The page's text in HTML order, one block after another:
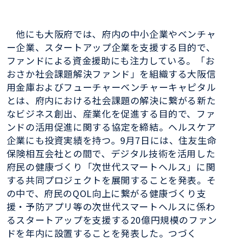
他にも大阪府では、府内の中小企業やベンチャ
ー企業、スタートアップ企業を支援する目的で、
ファンドによる資金援助にも注力している。「お
おさか社会課題解決ファンド」を組織する大阪信
用金庫およびフューチャーベンチャーキャピタル
とは、府内における社会課題の解決に繋がる新た
なビジネス創出、産業化を促進する目的で、ファ
ンドの活用促進に関する協定を締結。ヘルスケア
企業にも投資実績を持つ。9月7日には、住友生命
保険相互会社との間で、デジタル技術を活用した
府民の健康づくり「次世代スマートヘルス」に関
する共同プロジェクトを展開することを発表。そ
の中で、府民のQOL向上に繋がる健康づくり支
援・予防アプリ等の次世代スマートヘルスに係わ
るスタートアップを支援する20億円規模のファン
ドを年内に設置することを発表した。つづく